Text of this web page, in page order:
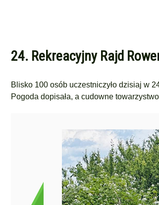
24. Rekreacyjny Rajd
Blisko 100 osób uczestniczyło dzisiaj w
Pogoda dopisała, a cudowne